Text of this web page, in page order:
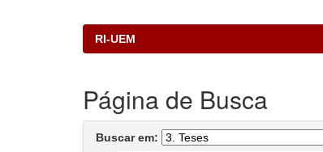
RI-UEM
Página de Busca
Buscar em: